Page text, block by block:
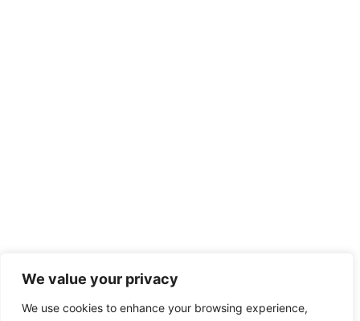
We value your privacy
We use cookies to enhance your browsing experience,